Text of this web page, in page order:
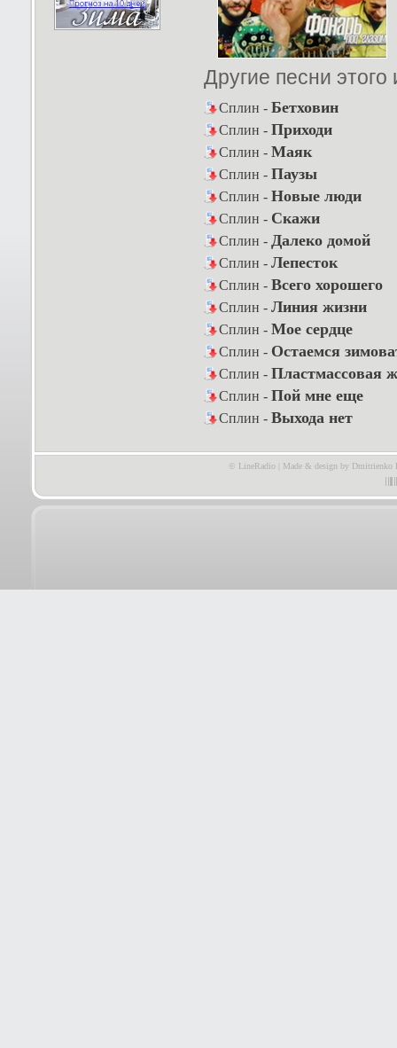
Другие песни
Сплин - Бетховин
Сплин - Приходи
Сплин - Маяк
Сплин - Паузы
Сплин - Новые люди
Сплин - Скажи
Сплин - Далеко домой
Сплин - Лепесток
Сплин - Всего хорошего
Сплин - Линия жизни
Сплин - Мое сердце
Сплин - Остаемся
Сплин - Пластмассовая
Сплин - Пой мне еще
Сплин - Выхода нет
© LineRadio | Made & design by Dmitrienko